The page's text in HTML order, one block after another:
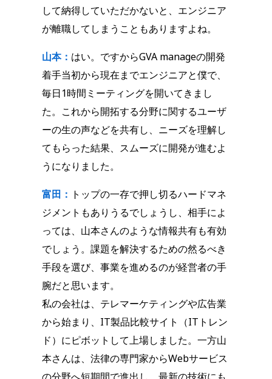
して納得していただかないと、エンジニア
が離職してしまうこともありますよね。
山本： はい。ですからGVA manageの開発
着手当初から現在までエンジニアと僕で、
毎日1時間ミーティングを開いてきまし
た。これから開拓する分野に関するユーザ
ーの生の声などを共有し、ニーズを理解し
てもらった結果、スムーズに開発が進むよ
うになりました。
富田： トップの一存で押し切るハードマネ
ジメントもありうるでしょうし、相手によ
っては、山本さんのような情報共有も有効
でしょう。課題を解決するための然るべき
手段を選び、事業を進めるのが経営者の手
腕だと思います。
私の会社は、テレマーケティングや広告業
から始まり、IT製品比較サイト（ITトレン
ド）にピボットして上場しました。一方山
本さんは、法律の専門家からWebサービス